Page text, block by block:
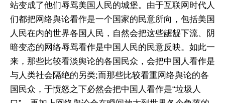
站变成了他们辱骂美国人民的城堡。由于互联网时代人
们都把网络舆论看作是一个国家的民意所向，包括美国
人民在内的世界各国人民，自然会把这些龌龊下流、阴
暗变态的网络辱骂看作是中国人民的民意反映。如此一
来，那些比较看淡舆论的各国民众，会把中国人看作是
与人类社会隔绝的另类;而那些比较看重网络舆论的各
国民众，于愤怒之下必然会把中国人看作是“垃圾人